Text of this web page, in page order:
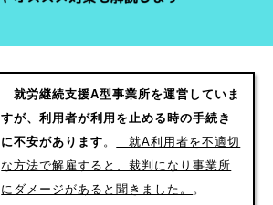
就労継続支援A型事業所を運営していま
すが、利用者が利用を止める時の手続き
に不安があります。
就A利用者を不適切
な方法で解雇すると、裁判になり事業所
にダメージがあると聞きました。 。